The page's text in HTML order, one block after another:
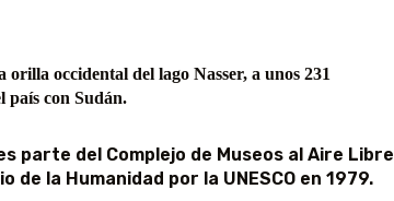
occidental del lago Nasser, a unos 231
país con Sudán.
parte del Complejo de Museos al Aire Libre
la Humanidad por la UNESCO en 1979.